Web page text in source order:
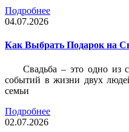
Подробнее
04.07.2026
Как Выбрать Подарок на
Свадьба – это одно из
событий в жизни двух
семьи
Подробнее
02.07.2026